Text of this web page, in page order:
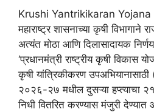
Krushi Yantrikikaran
महाराष्ट्र शासनाच्या कृषी विभागाने
अत्यंत मोठा आणि दिलासादायक
‘प्रधानमंत्री राष्ट्रीय कृषी विकास
कृषी यांत्रिकीकरण
२०२६-२७ मधील दुसऱ्या हप्त्याचा
निधी वितरित करण्यास मंजुरी